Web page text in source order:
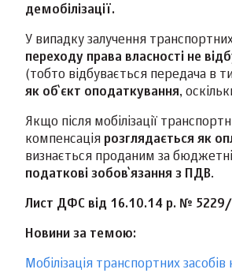
демобілізації.
У випадку залучення
переходу права власності не
(тобто відбувається передача в
як об`єкт оподаткування,
Якщо після мобілізації
компенсація розглядається як
визнається проданим за
податкові зобов`язання з ПДВ.
Лист ДФС від 16.10.14 р. №
Новини за темою:
Мобілізація транспортних